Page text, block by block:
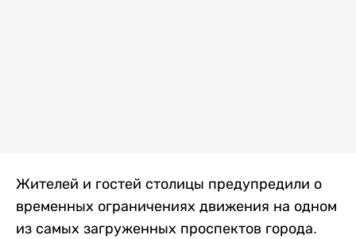
Жителей и гостей столицы предупредили о
временных ограничениях движения на одном
из самых загруженных проспектов города.